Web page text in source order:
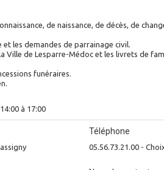
de naissance, de décès, de
les demandes de parrainage civil.
Ville de Lesparre-Médoc et les livrets de
funéraires.
à 17:00
Téléphone
05.56.73.21.00 -